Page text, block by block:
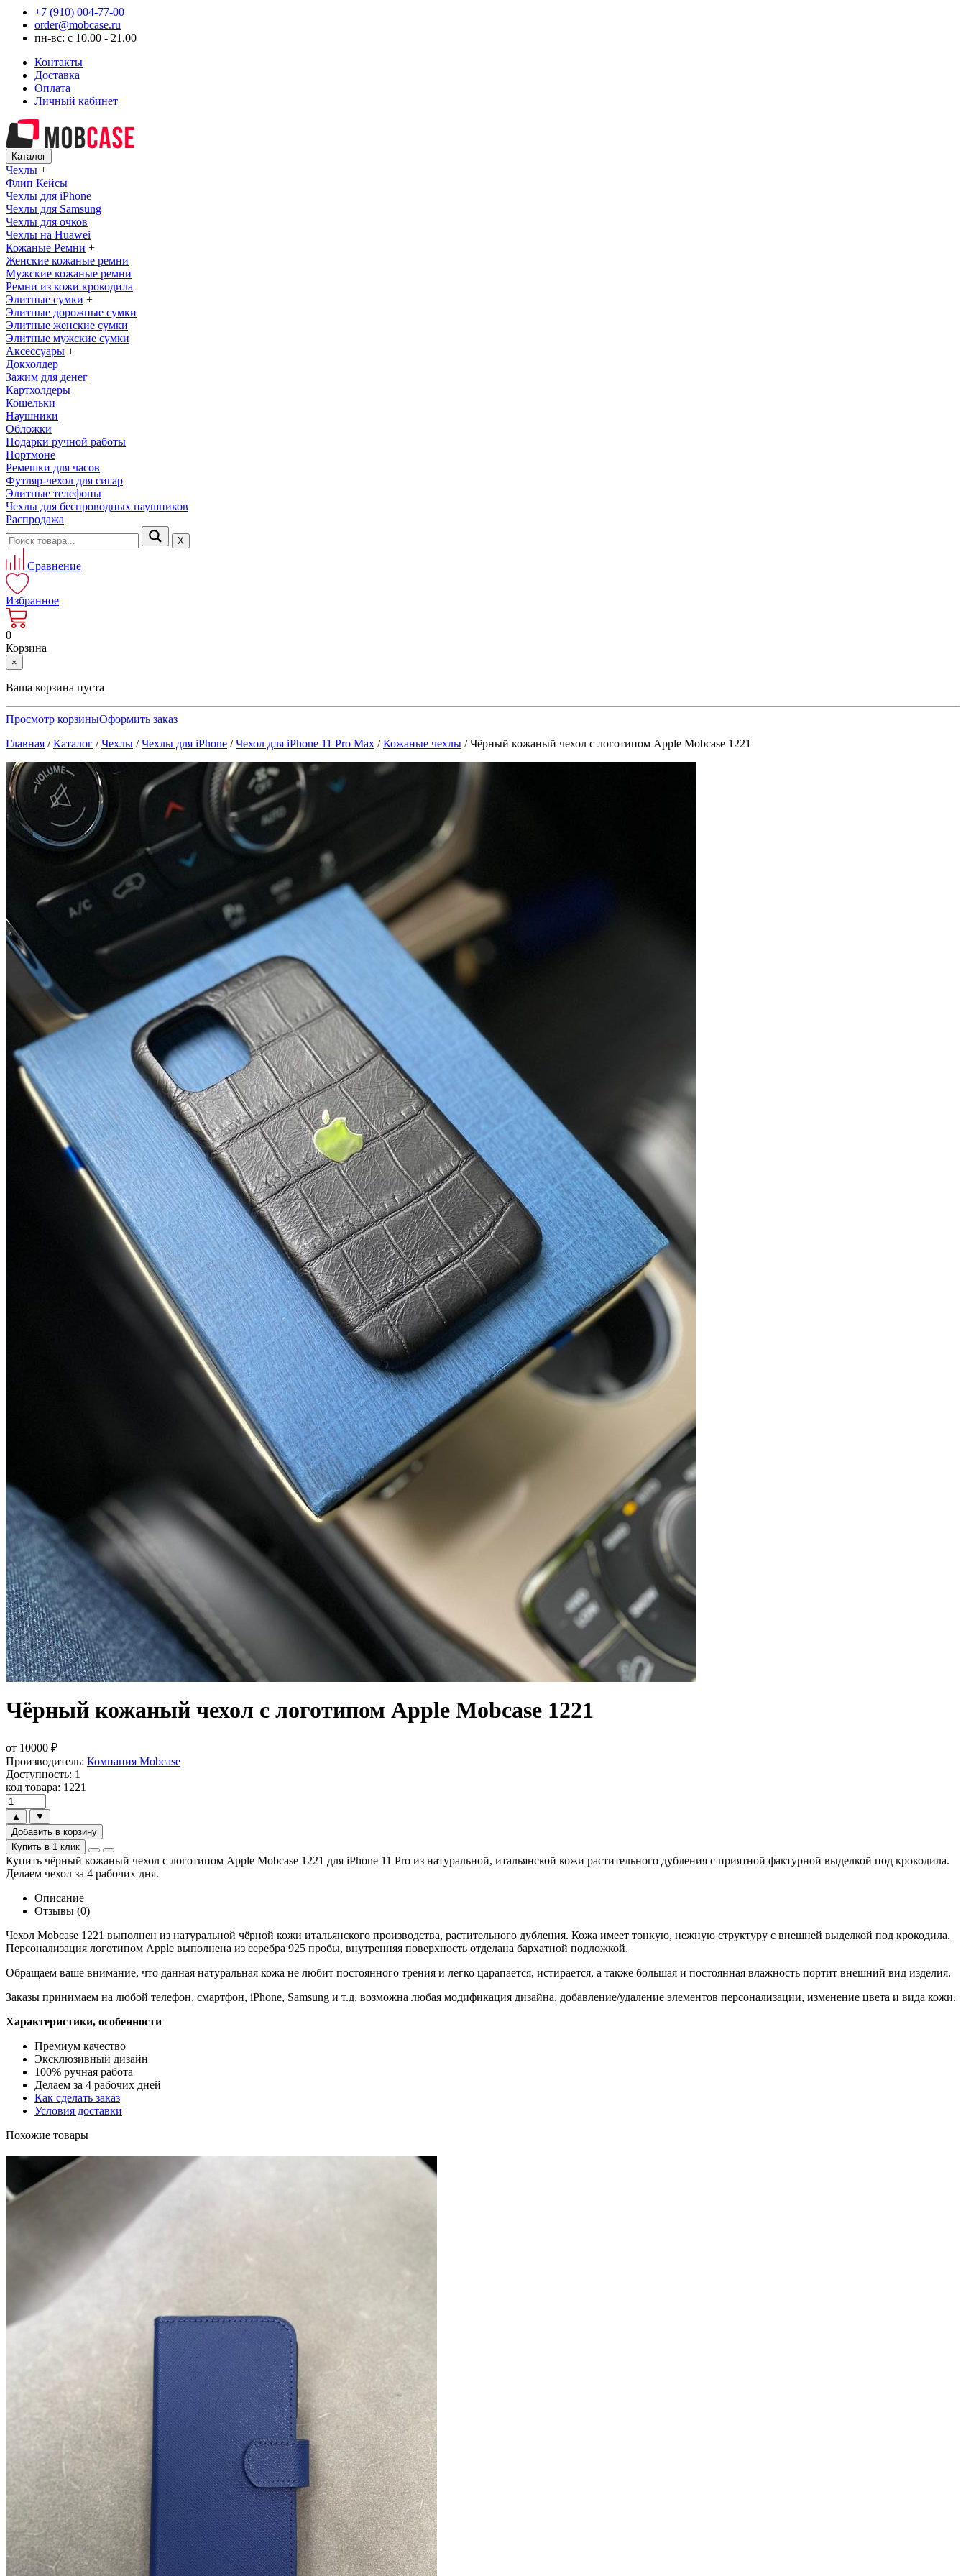
+7 (910) 004-77-00
order@mobcase.ru
пн-вс: с 10.00 - 21.00
Контакты
Доставка
Оплата
Личный кабинет
Каталог
Чехлы +
Флип Кейсы
Чехлы для iPhone
Чехлы для Samsung
Чехлы для очков
Чехлы на Huawei
Кожаные Ремни +
Женские кожаные ремни
Мужские кожаные ремни
Ремни из кожи крокодила
Элитные сумки +
Элитные дорожные сумки
Элитные женские сумки
Элитные мужские сумки
Аксессуары +
Докхолдер
Зажим для денег
Картхолдеры
Кошельки
Наушники
Обложки
Подарки ручной работы
Портмоне
Ремешки для часов
Футляр-чехол для сигар
Элитные телефоны
Чехлы для беспроводных наушников
Распродажа
Х
Сравнение
Избранное
0
Корзина
×
Ваша корзина пуста
Просмотр корзиныОформить заказ
Главная /Каталог /Чехлы /Чехлы для iPhone /Чехол для iPhone 11 Pro Max /Кожаные чехлы /Чёрный кожаный чехол с логотипом Apple Mobcase 1221
Чёрный кожаный чехол с логотипом Apple Mobcase 1221
от 10000 ₽
Производитель: Компания Mobcase
Доступность: 1
код товара: 1221
▲
▼
Добавить в корзину
Купить в 1 клик
Купить чёрный кожаный чехол с логотипом Apple Mobcase 1221 для iPhone 11 Pro из натуральной, итальянской кожи растительного дубления с приятной фактурной выделкой под крокодила.
Делаем чехол за 4 рабочих дня.
Описание
Отзывы (0)
Чехол Mobcase 1221 выполнен из натуральной чёрной кожи итальянского производства, растительного дубления. Кожа имеет тонкую, нежную структуру с внешней выделкой под крокодила.
Персонализация логотипом Apple выполнена из серебра 925 пробы, внутренняя поверхность отделана бархатной подложкой.
Обращаем ваше внимание, что данная натуральная кожа не любит постоянного трения и легко царапается, истирается, а также большая и постоянная влажность портит внешний вид изделия.
Заказы принимаем на любой телефон, смартфон, iPhone, Samsung и т.д, возможна любая модификация дизайна, добавление/удаление элементов персонализации, изменение цвета и вида кожи.
Характеристики, особенности
Премиум качество
Эксклюзивный дизайн
100% ручная работа
Делаем за 4 рабочих дней
Как сделать заказ
Условия доставки
Похожие товары